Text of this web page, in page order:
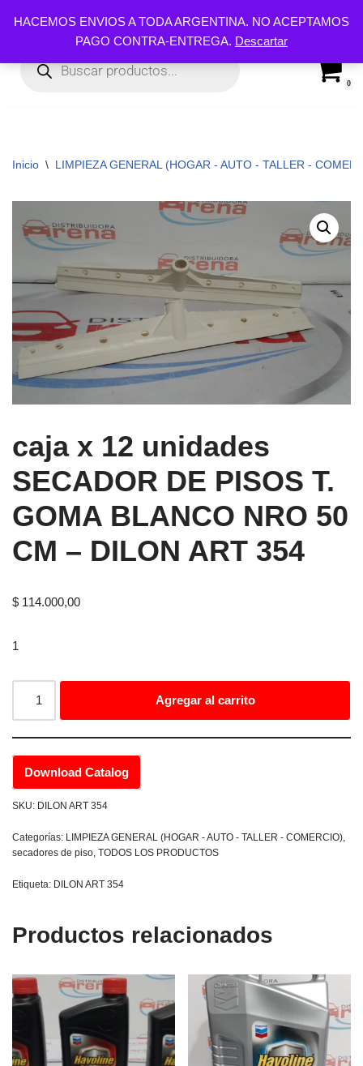
HACEMOS ENVIOS A TODA ARGENTINA. NO ACEPTAMOS
PAGO CONTRA-ENTREGA. Descartar
al
contenido
0
Inicio \ LIMPIEZA GENERAL (HOGAR - AUTO - TALLER -
caja x 12 unidades
SECADOR DE PISOS T.
GOMA BLANCO NRO 50
CM – DILON ART 354
$ 114.000,00
1
Agregar al carrito
Download Catalog
SKU: DILON ART 354
Categorías: LIMPIEZA GENERAL (HOGAR - AUTO - TALLER - COMERCIO)
secadores de piso TODOS LOS PRODUCTOS
Etiqueta: DILON ART 354
Productos relacionados